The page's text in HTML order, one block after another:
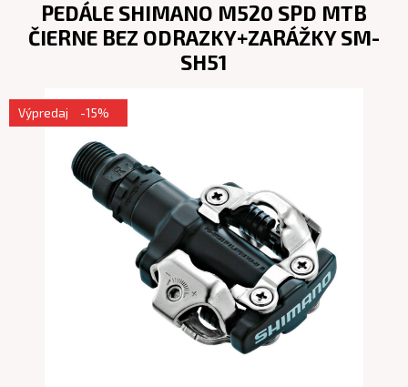
PEDÁLE SHIMANO M520 SPD MTB
ČIERNE BEZ ODRAZKY+ZARÁŽKY SM-
SH51
Výpredaj -15%